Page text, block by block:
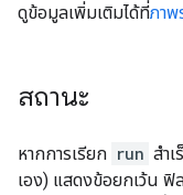
ดูข้อมูลเพิ่มเติมได้ที่ภาพ
สถานะ
หากการเรียก run สำ
เอง) แสดงข้อยกเว้น ฟิ